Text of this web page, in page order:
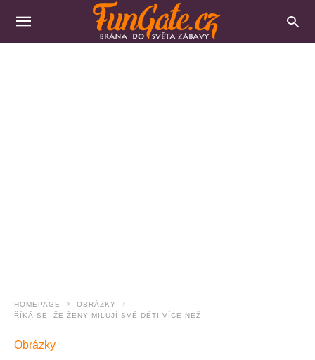
HOMEPAGE
OBRÁZKY
ŘÍKÁ SE, ŽE ŽENY MILUJÍ SVÉ DĚTI VÍCE NEŽ
Obrázky